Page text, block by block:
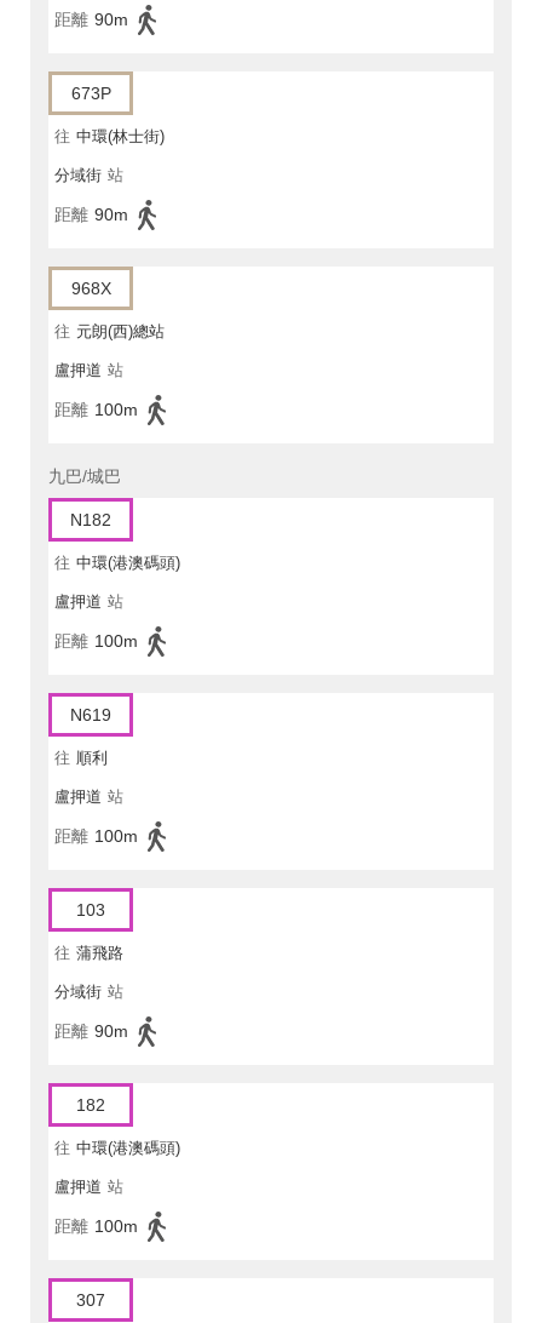
距離 90m
673P
往 中環(林士街)
分域街 站
距離 90m
968X
往 元朗(西)總站
盧押道 站
距離 100m
九巴/城巴
N182
往 中環(港澳碼頭)
盧押道 站
距離 100m
N619
往 順利
盧押道 站
距離 100m
103
往 蒲飛路
分域街 站
距離 90m
182
往 中環(港澳碼頭)
盧押道 站
距離 100m
307